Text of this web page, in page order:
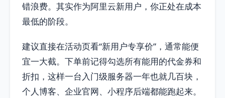
错浪费。其实作为阿里云新用户，你正处在成本
最低的阶段。
建议直接在活动页看“新用户专享价”，通常能便
宜一大截。下单前记得勾选所有能用的代金券和
折扣，这样一台入门级服务器一年也就几百块，
个人博客、企业官网、小程序后端都能跑起来。